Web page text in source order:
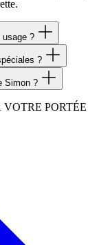
usage ?
?
Simon ?
PORTÉE